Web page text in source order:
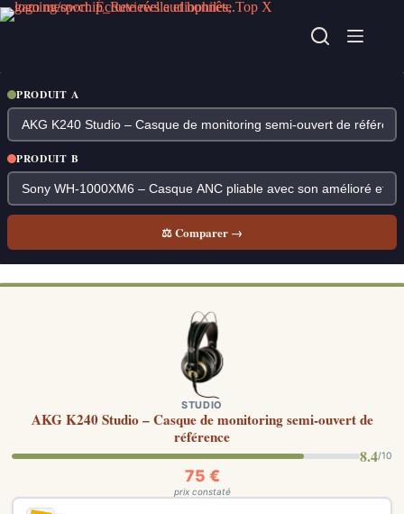
Passer
au
PRODUIT A
PRODUIT B
⚖ Comparer →
STUDIO
AKG K240 Studio – Casque de monitoring semi-ouvert de
référence
8.4/10
75 €
prix constaté